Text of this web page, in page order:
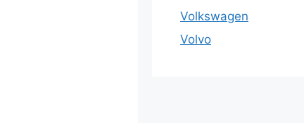
Volkswagen
Volvo